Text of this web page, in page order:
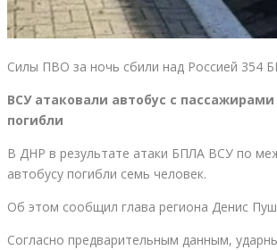
Силы ПВО за ночь сбили над Россией 354
ВСУ атаковали автобус с
погибли
В ДНР в результате атаки БПЛА ВСУ по
автобусу погибли семь человек.
Об этом сообщил глава региона Денис
Согласно предварительным данным,